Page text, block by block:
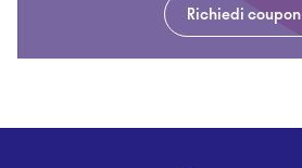
Richiedi coupon